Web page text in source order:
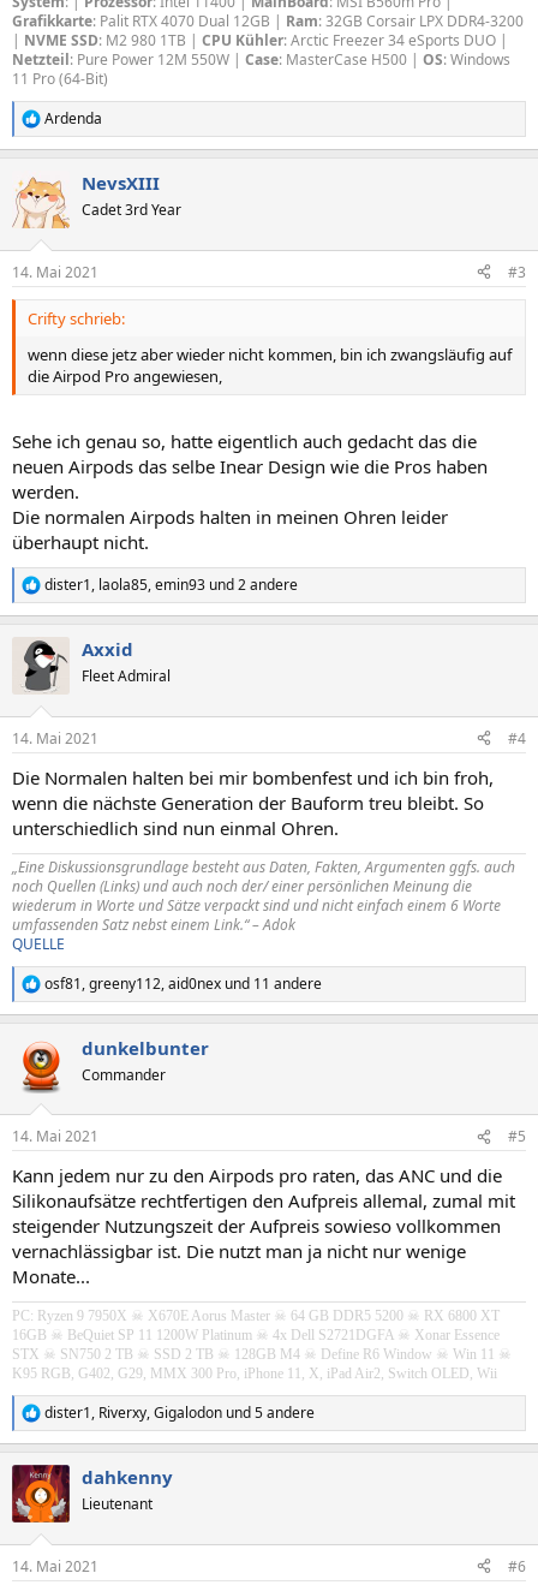
Grafikkarte: Palit RTX 4070 Dual 12GB | Ram: 32GB Corsair LPX DDR4-3200
| NVME SSD: M2 980 1TB | CPU Kühler: Arctic Freezer 34 eSports DUO |
Netzteil: Pure Power 12M 550W | Case: MasterCase H500 | OS: Windows
11 Pro (64-Bit)
R
e
k
t
i
e
n
Ardenda
NevsXIII
Cadet 3rd Year
14. Mai 2021 #3
Crifty schrieb:
wenn diese jetz aber wieder nicht kommen, bin ich zwangsläufig auf
die Airpod Pro angewiesen,
Sehe ich genau so, hatte eigentlich auch gedacht das die
neuen Airpods das selbe Inear Design wie die Pros haben
werden.
Die normalen Airpods halten in meinen Ohren leider
überhaupt nicht.
R
e
k
i
e
:
dister1, laola85,emin93 und 2 andere
Axxid
Fleet Admiral
14. Mai 2021 #4
Die Normalen halten bei mir bombenfest und ich bin froh,
wenn die nächste Generation der Bauform treu bleibt. So
unterschiedlich sind nun einmal Ohren.
„Eine Diskussionsgrundlage besteht aus Daten, Fakten, Argumenten ggfs. auch
noch Quellen (Links) und auch noch der/ einer persönlichen Meinung die
wiederum in Worte und Sätze verpackt sind und nicht einfach einem 6 Worte
umfassenden Satz nebst einem Link.“ – Adok
QUELLE
R
e
k
t
i
e
:
osf81,greeny112,aid0nex und 11 andere
dunkelbunter
Commander
14. Mai 2021 #5
Kann jedem nur zu den Airpods pro raten, das ANC und die
Silikonaufsätze rechtfertigen den Aufpreis allemal, zumal mit
steigender Nutzungszeit der Aufpreis sowieso vollkommen
vernachlässigbar ist. Die nutzt man ja nicht nur wenige
Monate...
PC: Ryzen 9 7950X ☠ X670E Aorus Master ☠ 64 GB DDR5 5200 ☠ RX 6800 XT
16GB ☠ BeQuiet SP 11 1200W Platinum ☠ 4x Dell S2721DGFA ☠ Xonar Essence
STX ☠ SN750 2 TB ☠ SSD 2 TB ☠ 128GB M4 ☠ Define R6 Window ☠ Win 11 ☠
K95 RGB, G402, G29, MMX 300 Pro, iPhone 11, X, iPad Air2, Switch OLED, Wii
R
e
k
t
i
e
dister1, Riverxy,Gigalodon und 5 andere
dahkenny
Lieutenant
14. Mai 2021 #6